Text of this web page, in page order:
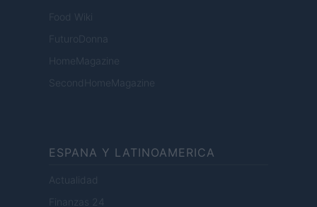
Food Wiki
FuturoDonna
HomeMagazine
SecondHomeMagazine
ESPANA Y LATINOAMERICA
Actualidad
Finanzas 24